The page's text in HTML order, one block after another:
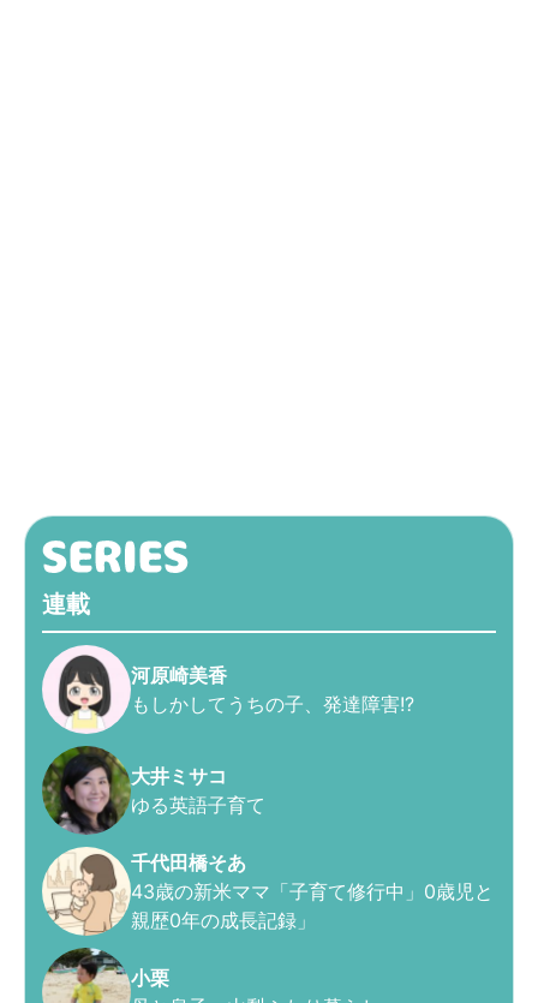
連載
河原崎美香
もしかしてうちの子、発達障害!?
大井ミサコ
ゆる英語子育て
千代田橋そあ
43歳の新米ママ「子育て修行中」0歳児と
親歴0年の成長記録」
小栗